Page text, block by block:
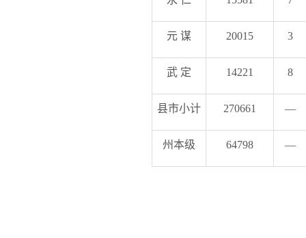
元 谋 20015 3
武 定 14221 8
县市小计 270661 —
州本级 64798 —